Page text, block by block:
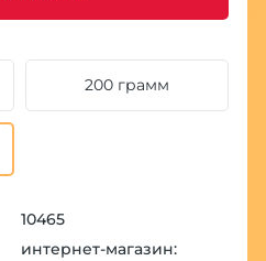
200 грамм
10465
интернет-магазин: